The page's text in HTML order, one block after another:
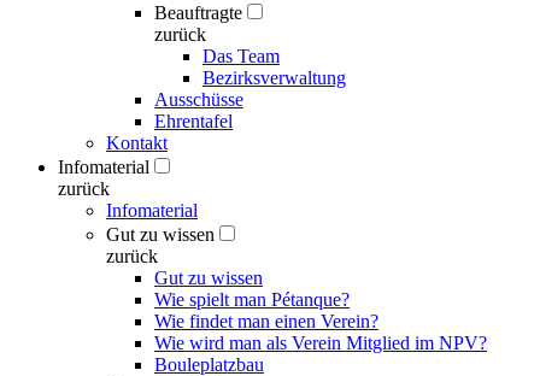
Beauftragte
zurück
Das Team
Bezirksverwaltung
Ausschüsse
Ehrentafel
Kontakt
Infomaterial
zurück
Infomaterial
Gut zu wissen
zurück
Gut zu wissen
Wie spielt man Pétanque?
Wie findet man einen Verein?
Wie wird man als Verein Mitglied im NPV?
Bouleplatzbau